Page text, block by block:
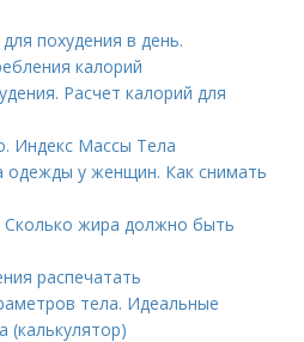
похудения в день.
калорий
Расчет калорий для
Индекс Массы Тела
одежды у женщин. Как снимать
Сколько жира должно быть
распечатать
тела. Идеальные
(калькулятор)